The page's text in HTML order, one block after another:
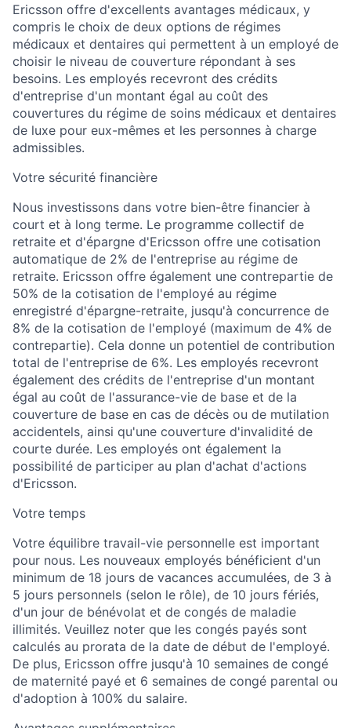
Ericsson offre d'excellents avantages médicaux, y
compris le choix de deux options de régimes
médicaux et dentaires qui permettent à un employé de
choisir le niveau de couverture répondant à ses
besoins. Les employés recevront des crédits
d'entreprise d'un montant égal au coût des
couvertures du régime de soins médicaux et dentaires
de luxe pour eux-mêmes et les personnes à charge
admissibles.
Votre sécurité financière
Nous investissons dans votre bien-être financier à
court et à long terme. Le programme collectif de
retraite et d'épargne d'Ericsson offre une cotisation
automatique de 2% de l'entreprise au régime de
retraite. Ericsson offre également une contrepartie de
50% de la cotisation de l'employé au régime
enregistré d'épargne-retraite, jusqu'à concurrence de
8% de la cotisation de l'employé (maximum de 4% de
contrepartie). Cela donne un potentiel de contribution
total de l'entreprise de 6%. Les employés recevront
également des crédits de l'entreprise d'un montant
égal au coût de l'assurance-vie de base et de la
couverture de base en cas de décès ou de mutilation
accidentels, ainsi qu'une couverture d'invalidité de
courte durée. Les employés ont également la
possibilité de participer au plan d'achat d'actions
d'Ericsson.
Votre temps
Votre équilibre travail-vie personnelle est important
pour nous. Les nouveaux employés bénéficient d'un
minimum de 18 jours de vacances accumulées, de 3 à
5 jours personnels (selon le rôle), de 10 jours fériés,
d'un jour de bénévolat et de congés de maladie
illimités. Veuillez noter que les congés payés sont
calculés au prorata de la date de début de l'employé.
De plus, Ericsson offre jusqu'à 10 semaines de congé
de maternité payé et 6 semaines de congé parental ou
d'adoption à 100% du salaire.